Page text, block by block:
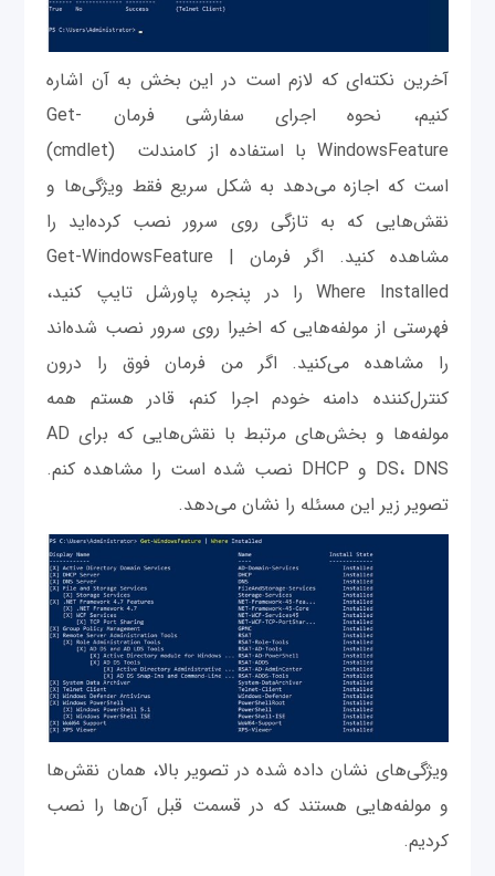
آخرین نکته‌ای که لازم است در این بخش به آن اشاره
کنیم، نحوه اجرای سفارشی فرمان Get-
WindowsFeature با استفاده از کامندلت (cmdlet)
است که اجازه می‌دهد به شکل سریع فقط ویژگی‌ها و
نقش‌هایی که به تازگی روی سرور نصب کرده‌اید را
مشاهده کنید. اگر فرمان Get-WindowsFeature |
Where Installed را در پنجره پاورشل تایپ کنید،
فهرستی از مولفه‌هایی که اخیرا روی سرور نصب شده‌اند
را مشاهده می‌کنید. اگر من فرمان فوق را درون
کنترل‌کننده دامنه خودم اجرا کنم، قادر هستم همه
مولفه‌ها و بخش‌های مرتبط با نقش‌هایی که برای AD
DS، DNS و DHCP نصب شده است را مشاهده کنم.
تصویر زیر این مسئله را نشان می‌دهد.
ویژگی‌های نشان داده شده در تصویر بالا، همان نقش‌ها
و مولفه‌هایی هستند که در قسمت قبل آن‌ها را نصب
کردیم.